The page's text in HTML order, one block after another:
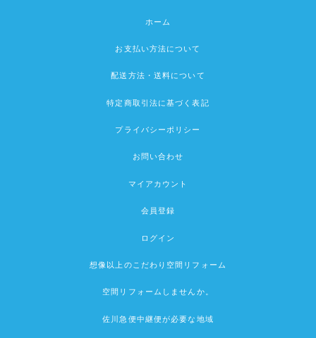
ホーム
お支払い方法について
配送方法・送料について
特定商取引法に基づく表記
プライバシーポリシー
お問い合わせ
マイアカウント
会員登録
ログイン
想像以上のこだわり空間リフォーム
空間リフォームしませんか。
佐川急便中継便が必要な地域